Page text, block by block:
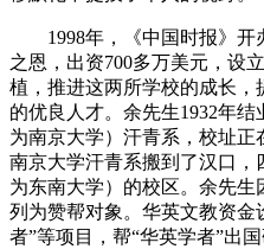
1998年，《中国时报》开
之恩，出资700多万美元，设
植，推进这两所学校的成长
的优良人才。余先生1932年结
为南京大学）汗青系，校址正
南京大学汗青系搬到了汉口，
为东南大学）的校区。余先
列为赞帮对象。华英文教资金
者”等项目，帮“华英学者”出